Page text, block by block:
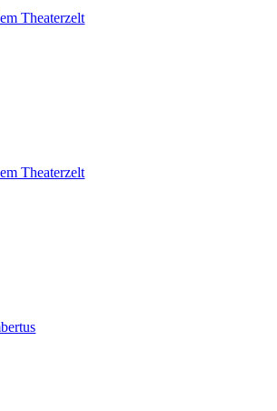
Theaterzelt
Theaterzelt